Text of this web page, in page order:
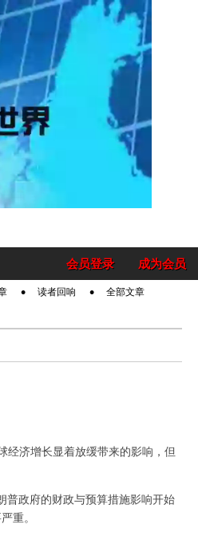
成为会员
会员登录
读者回响 全部文章
经济增长显着放缓带来的影响，但
政府的财政与预算措施影响开始
重。